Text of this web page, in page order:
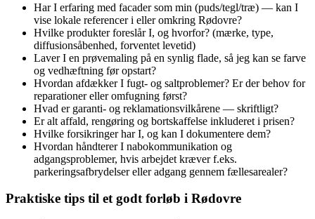
Har I erfaring med facader som min (puds/tegl/træ) — kan I
vise lokale referencer i eller omkring Rødovre?
Hvilke produkter foreslår I, og hvorfor? (mærke, type,
diffusionsåbenhed, forventet levetid)
Laver I en prøvemaling på en synlig flade, så jeg kan se farve
og vedhæftning før opstart?
Hvordan afdækker I fugt- og saltproblemer? Er der behov for
reparationer eller omfugning først?
Hvad er garanti‑ og reklamationsvilkårene — skriftligt?
Er alt affald, rengøring og bortskaffelse inkluderet i prisen?
Hvilke forsikringer har I, og kan I dokumentere dem?
Hvordan håndterer I nabokommunikation og
adgangsproblemer, hvis arbejdet kræver f.eks.
parkeringsafbrydelser eller adgang gennem fællesarealer?
Praktiske tips til et godt forløb i Rødovre